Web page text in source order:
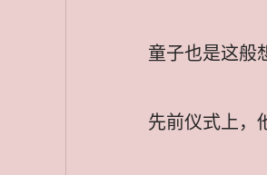
童子也是这般
先前仪式上，